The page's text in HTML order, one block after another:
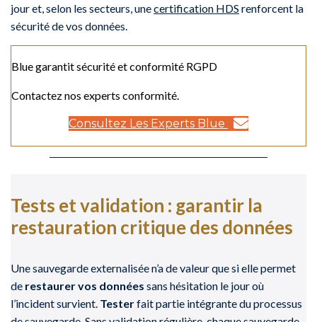
jour et, selon les secteurs, unecertification HDS renforcent la
sécurité de vos données.
Blue garantit sécurité et conformité RGPD
Contactez nos experts conformité.
Consultez Les Experts Blue
Tests et validation : garantir la
restauration critique des données
Une sauvegarde externalisée n’a de valeur que si elle permet
de restaurer vos données sans hésitation le jour où
l’incident survient. Testerfait partie intégrante du processus